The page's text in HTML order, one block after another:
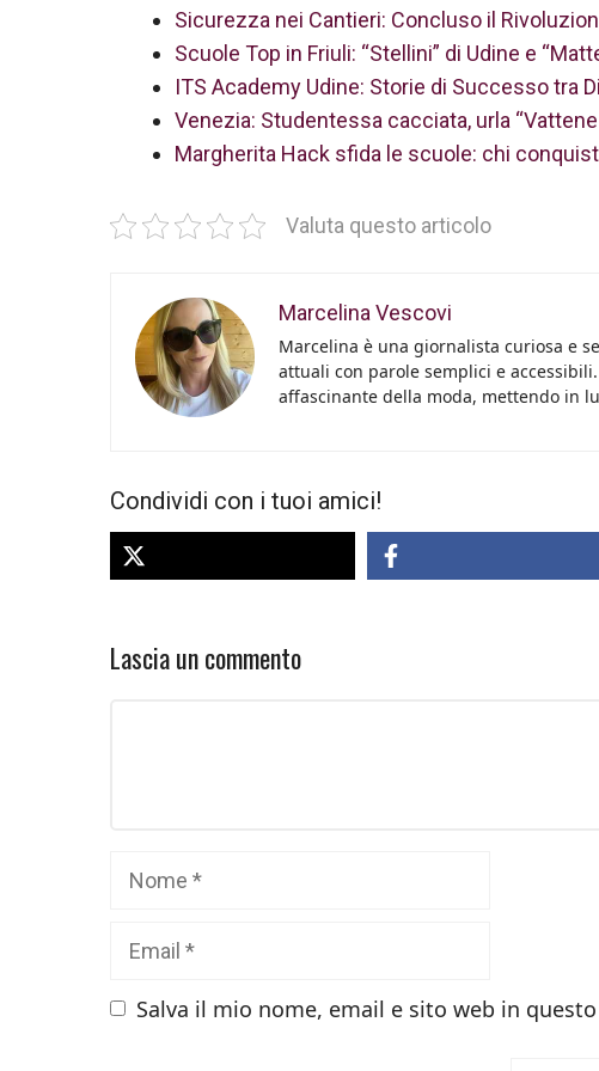
Sicurezza nei Cantieri: Concluso il
Scuole Top in Friuli: “Stellini” di Udine e
ITS Academy Udine: Storie di Successo tra
Venezia: Studentessa cacciata, urla
Margherita Hack sfida le scuole: chi
Valuta questo articolo
Marcelina Vescovi
Marcelina è una giornalista curiosa e
attuali con parole semplici e
affascinante della moda, mettendo in
Condividi con i tuoi amici!
Lascia un commento
Salva il mio nome, email e sito web in